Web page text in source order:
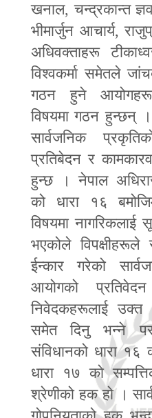
खनाल,चन्द्रकान्त
भीमार्जुन आचार्य,
अधिवक्ताहरू
विश्वकर्मा समेतले
गठन हुने आयोगहरू
विषयमा गठन हुन्छन्
सार्वजनिक
प्रतिबेदन र
हुन्छ । नेपाल
को धारा १६
विषयमा
भएकोले विपक्षीहरूले
ईन्कार गरेको
आयोगको
निवेदकहरूलाई उक्त
समेत दिनु भन्ने
संविधानको धारा
धारा १७ को
श्रेणीको हक हो ।